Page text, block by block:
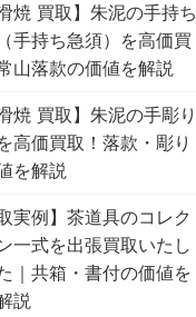
滑焼 買取】朱泥の手持ち
手持ち急須）を高価買
山落款の価値を解説
焼 買取】朱泥の手彫り
高価買取！落款・彫り
を解説
実例】茶道具のコレク
一式を出張買取いたし
｜共箱・書付の価値を
説